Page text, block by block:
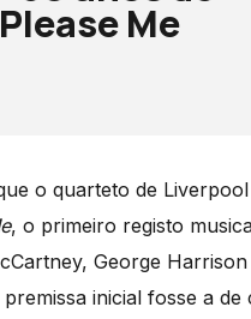
Me
o quarteto de
, o primeiro registo
George Harrison
inicial fosse a